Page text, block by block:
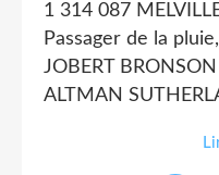
1 314 087
Passager de la
JOBERT
ALTMAN